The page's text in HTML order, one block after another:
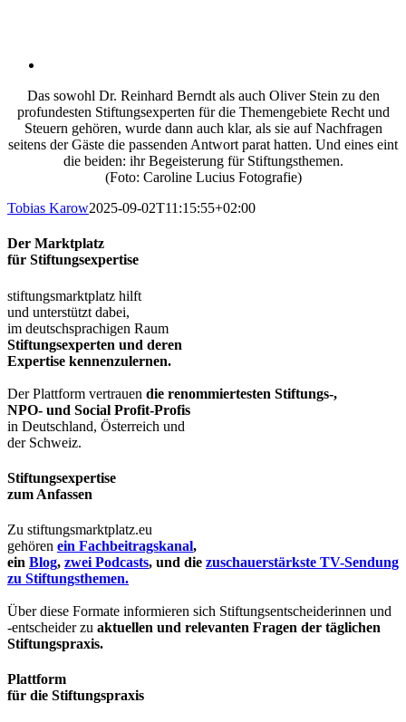
Das sowohl Dr. Reinhard Berndt als auch Oliver Stein zu den
profundesten Stiftungsexperten für die Themengebiete Recht und
Steuern gehören, wurde dann auch klar, als sie auf Nachfragen
seitens der Gäste die passenden Antwort parat hatten. Und eines eint
die beiden: ihr Begeisterung für Stiftungsthemen.
(Foto: Caroline Lucius Fotografie)
Tobias Karow2025-09-02T11:15:55+02:00
Der Marktplatz
für Stiftungsexpertise
stiftungsmarktplatz hilft
und unterstützt dabei,
im deutschsprachigen Raum
Stiftungsexperten und deren
Expertise kennenzulernen.
Der Plattform vertrauen die renommiertesten Stiftungs-,
NPO- und Social Profit-Profis
in Deutschland, Österreich und
der Schweiz.
Stiftungsexpertise
zum Anfassen
Zu stiftungsmarktplatz.eu
gehören ein Fachbeitragskanal,
ein Blog, zwei Podcasts, und die zuschauerstärkste TV-Sendung
zu Stiftungsthemen.
Über diese Formate informieren sich Stiftungsentscheiderinnen und
-entscheider zu aktuellen und relevanten Fragen der täglichen
Stiftungspraxis.
Plattform
für die Stiftungspraxis